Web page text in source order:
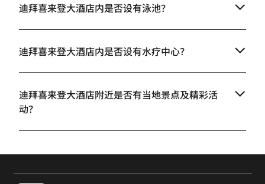
迪拜喜来登大酒店内是否设有泳池？
迪拜喜来登大酒店内是否设有水疗中心？
迪拜喜来登大酒店附近是否有当地景点及精彩活
动？